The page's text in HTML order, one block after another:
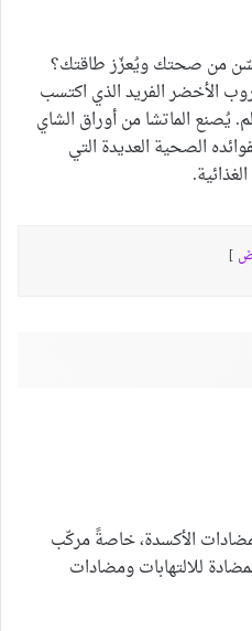
من صحتك ويُعزّز طاقتك؟
الأخضر الفريد الذي اكتسب
يُصنع الماتشا من أوراق الشاي
الصحية العديدة التي
الأكسدة، خاصةً مركّب
للالتهابات ومضادات